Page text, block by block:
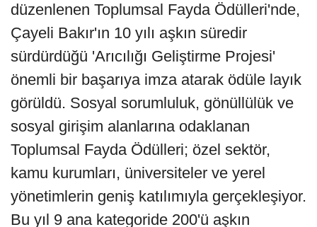
düzenlenen Toplumsal Fayda Ödülleri'nde,
Çayeli Bakır'ın 10 yılı aşkın süredir
sürdürdüğü 'Arıcılığı Geliştirme Projesi'
önemli bir başarıya imza atarak ödüle layık
görüldü. Sosyal sorumluluk, gönüllülük ve
sosyal girişim alanlarına odaklanan
Toplumsal Fayda Ödülleri; özel sektör,
kamu kurumları, üniversiteler ve yerel
yönetimlerin geniş katılımıyla gerçekleşiyor.
Bu yıl 9 ana kategoride 200'ü aşkın